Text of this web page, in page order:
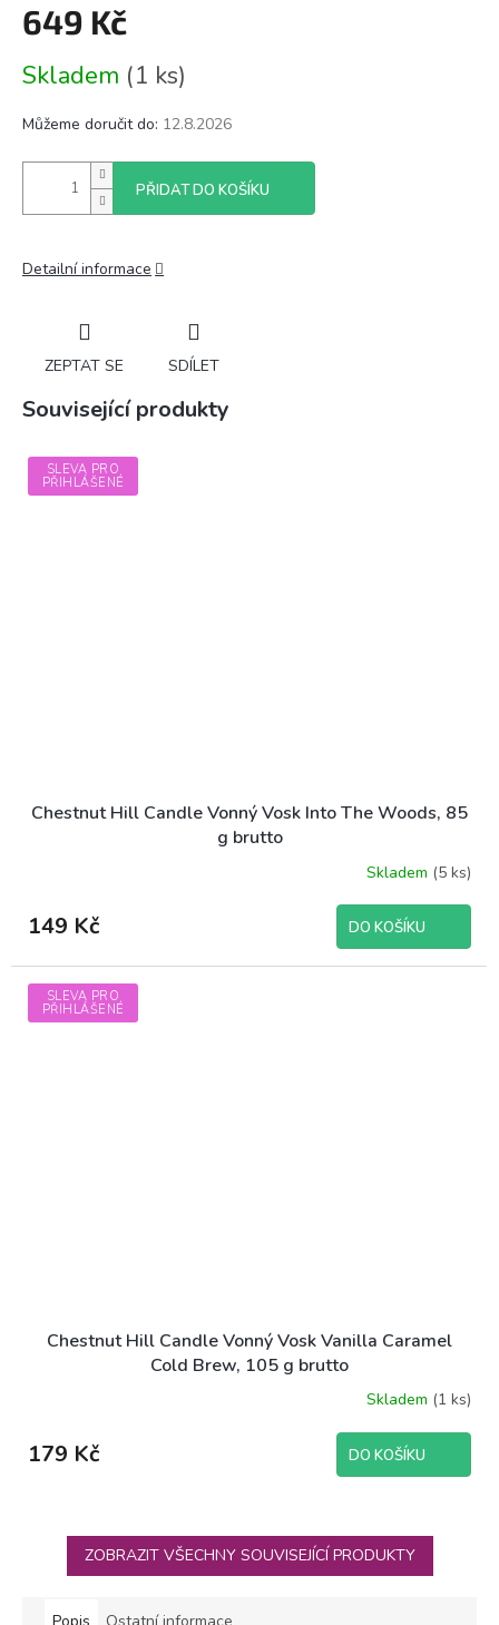
649 Kč
cena:
Skladem (1 ks)
Můžeme doručit do: 12.8.2026
PŘIDAT DO KOŠÍKU
Detailní informace
ZEPTAT SE SDÍLET
Související produkty
SLEVA PRO
PŘIHLÁŠENÉ
Chestnut Hill Candle Vonný Vosk Into The Woods, 85
g brutto
Skladem (5 ks)
149 Kč DO KOŠÍKU
SLEVA PRO
PŘIHLÁŠENÉ
Chestnut Hill Candle Vonný Vosk Vanilla Caramel
Cold Brew, 105 g brutto
Skladem (1 ks)
179 Kč DO KOŠÍKU
ZOBRAZIT VŠECHNY SOUVISEJÍCÍ PRODUKTY
Popis Ostatní informace